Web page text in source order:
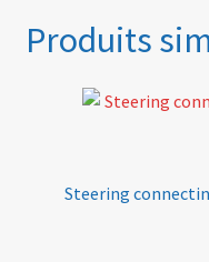
Produits
Steering